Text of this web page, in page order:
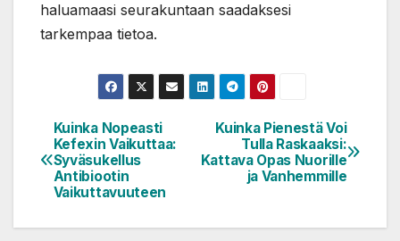
haluamaasi seurakuntaan saadaksesi
tarkempaa tietoa.
Artikkelien
selaus
Kuinka Pienestä Voi
Tulla Raskaaksi:
Kattava Opas Nuorille
ja Vanhemmille
Kuinka Nopeasti
Kefexin Vaikuttaa:
Syväsukellus
Antibiootin
Vaikuttavuuteen